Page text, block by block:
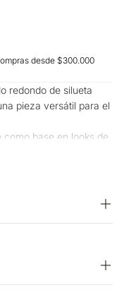
desde $300.000
redondo de silueta
pieza versátil para el
base en looks de